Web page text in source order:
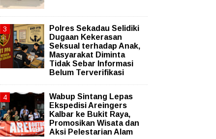
Polres Sekadau Selidiki
Dugaan Kekerasan
Seksual terhadap Anak,
Masyarakat Diminta
Tidak Sebar Informasi
Belum Terverifikasi
Wabup Sintang Lepas
Ekspedisi Areingers
Kalbar ke Bukit Raya,
Promosikan Wisata dan
Aksi Pelestarian Alam